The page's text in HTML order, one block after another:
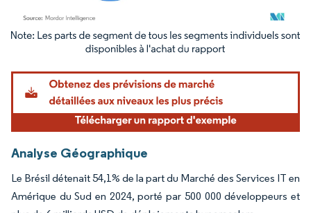
Image © Mordor Intelligence. La réutilisation nécessite une attribution sous CC BY
Analyse Géographique
Le Brésil détenait 54,1% de la part du Marché des Services IT en
Amérique du Sud en 2024, porté par 500 000 développeurs et